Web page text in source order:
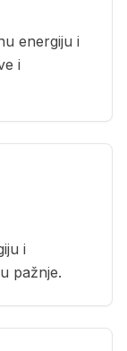
energiju i
i
i
pažnje.